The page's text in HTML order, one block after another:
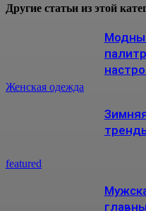
Другие статьи из этой
Женская одежда
featured